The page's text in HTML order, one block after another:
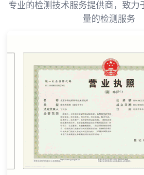
专业的检测技术服务提供商，致力
量的检测服务